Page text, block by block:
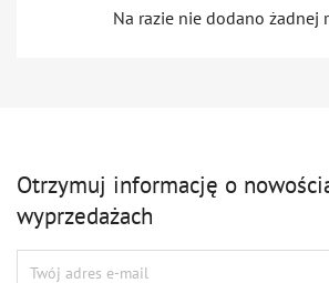
Na razie nie dodano żadnej
Otrzymuj informację o
wyprzedażach